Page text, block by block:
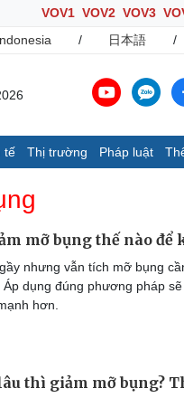
VOV1 VOV2 VOV3
/ 日本語 /
tế Thị trường Pháp luật
Quan sát
Cuộc sống đó đây
Xe máy
mỡ bụng thế nào để
nhưng vẫn tích mỡ bụng
dụng đúng phương pháp
hơn.
thì giảm mỡ bụng?